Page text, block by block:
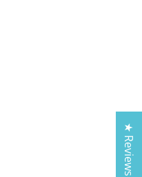
★ Reviews